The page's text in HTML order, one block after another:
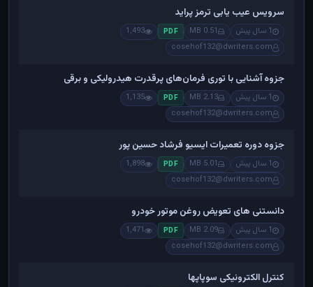
سرویس عیب یابی ترمز پراید
1 سال پیش 0.51 MB
PDF
1,493
cosehof132@dwriters.com
جزوه آشنایی با توری فرمان‌های پرقدرت هیدرولیکی و برقی
1 سال پیش 2.13 MB
PDF
1,135
cosehof132@dwriters.com
جزوه دوره تعمیرات ایسیو فرشاد حسین پور
1 سال پیش 5.01 MB
PDF
1,898
cosehof132@dwriters.com
دانستنی های تعویض روغن موتور خودرو
1 سال پیش 2.09 MB
PDF
1,471
cosehof132@dwriters.com
کنترل الکترونیکی سوپاپها